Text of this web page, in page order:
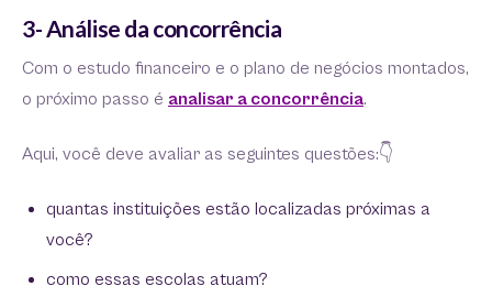
3- Análise da concorrência
Com o estudo financeiro e o plano de negócios montados,
o próximo passo é analisar a concorrência.
Aqui, você deve avaliar as seguintes questões:👇
quantas instituições estão localizadas próximas a
você?
como essas escolas atuam?